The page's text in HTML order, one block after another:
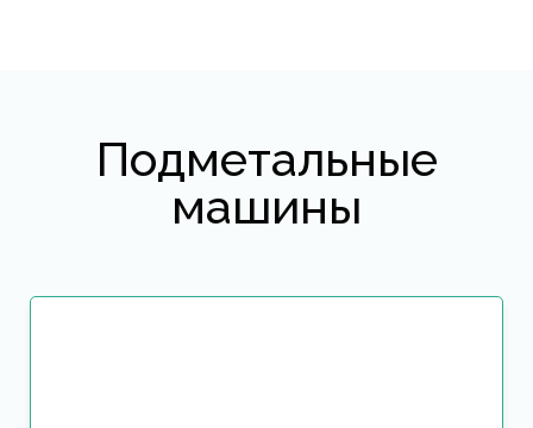
Подметальные
машины